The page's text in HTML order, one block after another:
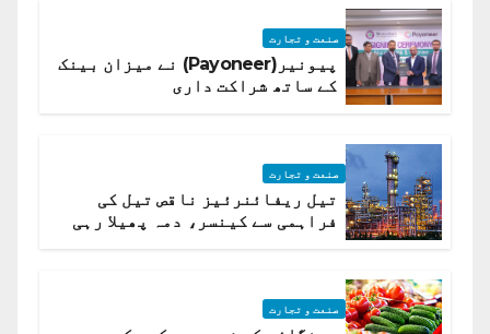
صنعت و تجارت
پیونیر(Payoneer) نے میزان بینک
کے ساتھ شراکت داری
صنعت و تجارت
تیل ریفائنرئیز ناقص تیل کی
فراہمی سے کینسر، دمہ پھیلا رہی
صنعت و تجارت